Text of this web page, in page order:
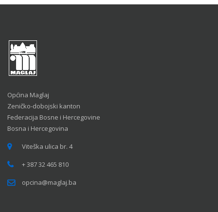
Općina Maglaj
Zeničko-dobojski kanton
Federacija Bosne i Hercegovine
Bosna i Hercegovina
Viteška ulica br. 4
+ 387 32 465 810
opcina@maglaj.ba